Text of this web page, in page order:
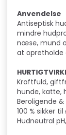
Anvendelse
Antiseptisk
mindre
næse, mund
at opretholde
Kraftfuld,
hunde, katte,
Beroligende &
100 % sikker
Hudneutral